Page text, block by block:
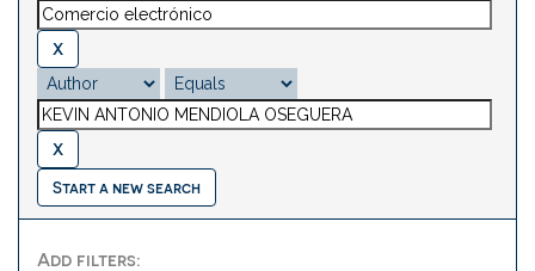
Start a new search
Add filters: